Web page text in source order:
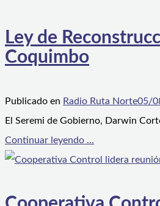
Ley de
Coquimbo
Publicado en Radio Ruta Norte05/
El Seremi de Gobierno, Darwin
Continuar leyendo ...